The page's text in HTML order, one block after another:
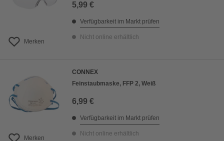
Merken
5,99 €
Verfügbarkeit im Markt prüfen
Nicht online erhältlich
Merken
CONNEX
Feinstaubmaske, FFP 2, Weiß
6,99 €
Verfügbarkeit im Markt prüfen
Nicht online erhältlich